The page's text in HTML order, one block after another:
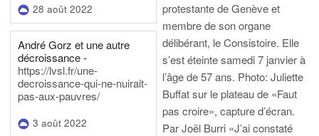
28 août 2022
André Gorz et une autre
décroissance -
https://lvsl.fr/une-
decroissance-qui-ne-nuirait-
pas-aux-pauvres/
3 août 2022
protestante de Genève et
membre de son organe
délibérant, le Consistoire. Elle
s’est éteinte samedi 7 janvier à
l’âge de 57 ans. Photo: Juliette
Buffat sur le plateau de «Faut
pas croire», capture d’écran.
Par Joël Burri «J’ai constaté